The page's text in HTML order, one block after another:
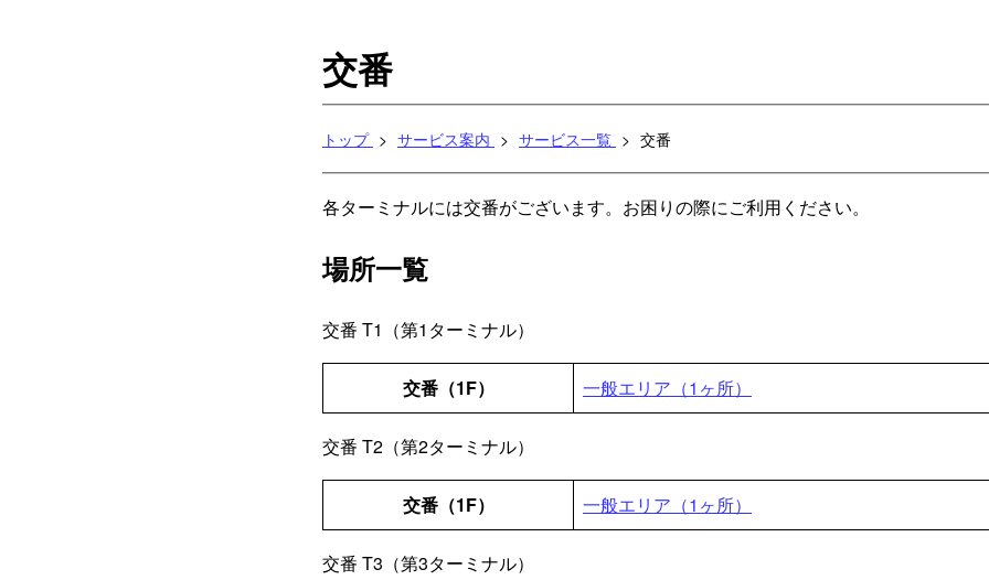
交番
トップ サービス案内 サービス一覧 交番
各ターミナルには交番がございます。お困りの際にご利用ください。
場所一覧
交番 T1（第1ターミナル）
交番（1F） 一般エリア（1ヶ所）
交番 T2（第2ターミナル）
交番（1F） 一般エリア（1ヶ所）
交番 T3（第3ターミナル）